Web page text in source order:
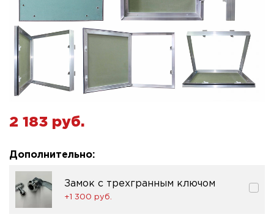
2 183 pуб.
Дополнительно:
Замок с трехгранным ключом
+1 300 pуб.